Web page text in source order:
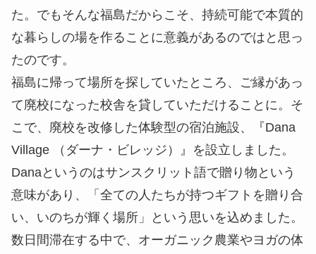
た。でもそんな福島だからこそ、持続可能で本質的
な暮らしの場を作ることに意義があるのではと思っ
たのです。
福島に帰って場所を探していたところ、ご縁があっ
て廃校になった校舎を貸していただけることに。そ
こで、廃校を改修した体験型の宿泊施設、『Dana
Village （ダーナ・ビレッジ）』を設立しました。
Danaというのはサンスクリット語で贈り物という
意味があり、「全ての人たちが持つギフトを贈り合
い、いのちが輝く場所」という思いを込めました。
数日間滞在する中で、オーガニック農業やヨガの体